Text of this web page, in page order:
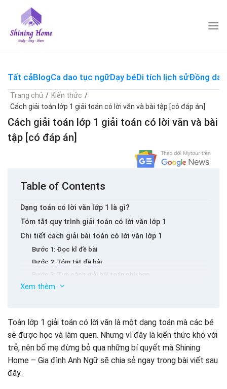
content
Tất cảBlogCa dao tục ngữDạy béDi tích lịch sửĐồng dao
Trang chủ / Kiến thức /
Cách giải toán lớp 1 giải toán có lời văn và bài tập [có đáp án]
Cách giải toán lớp 1 giải toán có lời văn và bài
tập [có đáp án]
Table of Contents
Dạng toán có lời văn lớp 1 là gì?
Tóm tắt quy trình giải toán có lời văn lớp 1
Chi tiết cách giải bài toán có lời văn lớp 1
Bước 1: Đọc kĩ đề bài
Bước 2: Tóm tắt đề bài
Bước 3: Tìm cách giải bài toán phù hợp
Bước 4: Trình bày lời giải
để bé luyện tập
Bài tập 1
Bài tập 2
Bài tập 3
Xem thêm
Toán lớp 1 giải toán có lời văn là một dạng toán mà các bé
sẽ được học và làm quen. Nhưng vì đây là kiến thức khó với
trẻ, nên bố mẹ đừng bỏ qua những bí quyết mà Shining
Home – Gia đình Anh Ngữ sẽ chia sẻ ngay trong bài viết sau
đây.